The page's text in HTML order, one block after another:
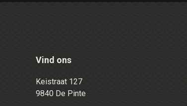
Vind ons
Keistraat 127
9840 De Pinte